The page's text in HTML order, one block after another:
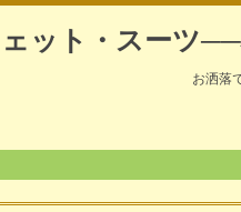
ット・スーツ
お洒落